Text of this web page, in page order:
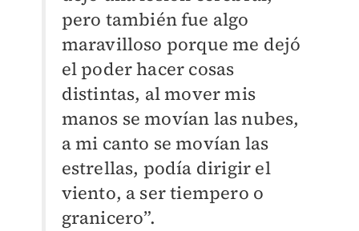
pero también fue algo
maravilloso porque me dejó
el poder hacer cosas
distintas, al mover mis
manos se movían las nubes,
a mi canto se movían las
estrellas, podía dirigir el
viento, a ser tiempero o
granicero”.